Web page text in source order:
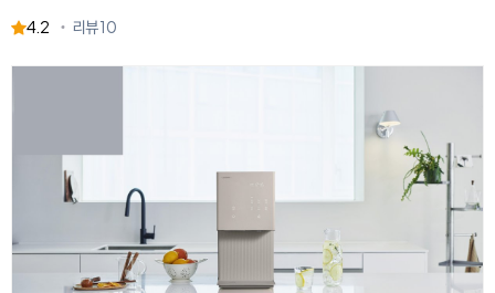
4.2 리뷰10